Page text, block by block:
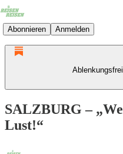
Abonnieren Anmelden
SALZBURG –
Lust!“